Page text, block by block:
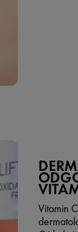
Vitamin